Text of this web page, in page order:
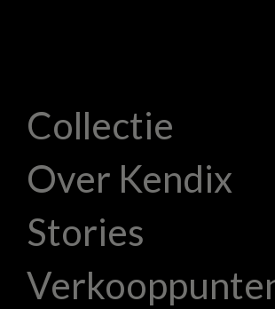
Collectie
Over Kendix
Stories